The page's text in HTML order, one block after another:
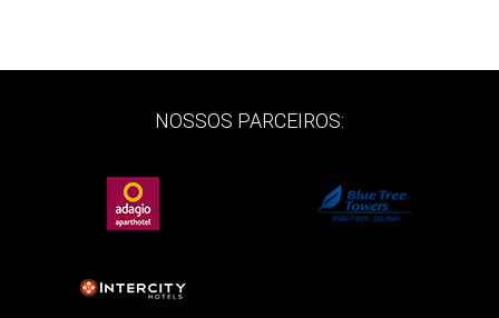
NOSSOS PARCEIROS: